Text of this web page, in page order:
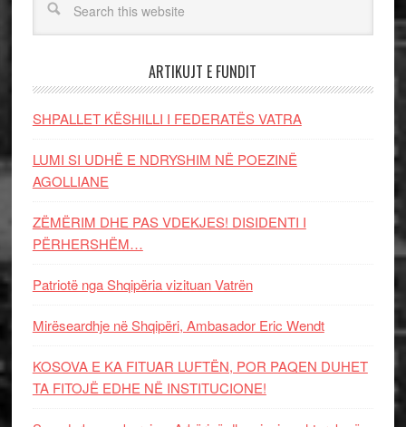
ARTIKUJT E FUNDIT
SHPALLET KËSHILLI I FEDERATËS VATRA
LUMI SI UDHË E NDRYSHIM NË POEZINË
AGOLLIANE
ZËMËRIM DHE PAS VDEKJES! DISIDENTI I
PËRHERSHËM…
Patriotë nga Shqipëria vizituan Vatrën
Mirëseardhje në Shqipëri, Ambasador Eric Wendt
KOSOVA E KA FITUAR LUFTËN, POR PAQEN DUHET
TA FITOJË EDHE NË INSTITUCIONE!